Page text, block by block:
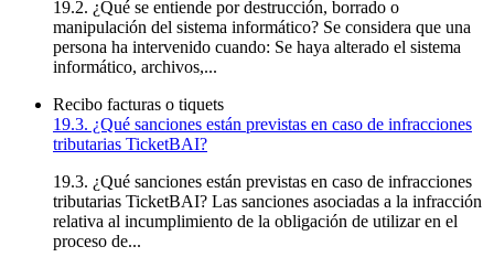
19.2. ¿Qué se entiende por destrucción, borrado o
manipulación del sistema informático? Se considera que una
persona ha intervenido cuando: Se haya alterado el sistema
informático, archivos,...
Recibo facturas o tiquets
19.3. ¿Qué sanciones están previstas en caso de infracciones
tributarias TicketBAI?
19.3. ¿Qué sanciones están previstas en caso de infracciones
tributarias TicketBAI? Las sanciones asociadas a la infracción
relativa al incumplimiento de la obligación de utilizar en el
proceso de...